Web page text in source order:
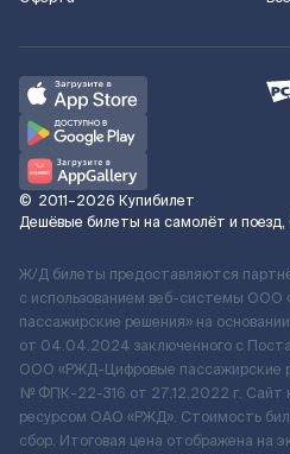
© 2011–2026 Купибилет
Дешёвые билеты на самолёт и поезд,
Ж/Д билеты предоставляются
с использованием веб-системы ООО
пассажирские решения» на
от 04.04.2024 заключенного с
ООО «РЖД-Цифровые пассажирские
№ ФПК-22-316 от 27.12.2022 г. Сайт
ресурсом ОАО «РЖД». Стоимость
сбор. Итоговая цена отображена на